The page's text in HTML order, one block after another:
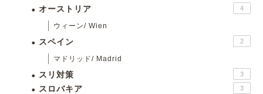
オーストリア 4
ウィーン/ Wien
スペイン 2
マドリッド/ Madrid
スリ対策 3
スロバキア 3